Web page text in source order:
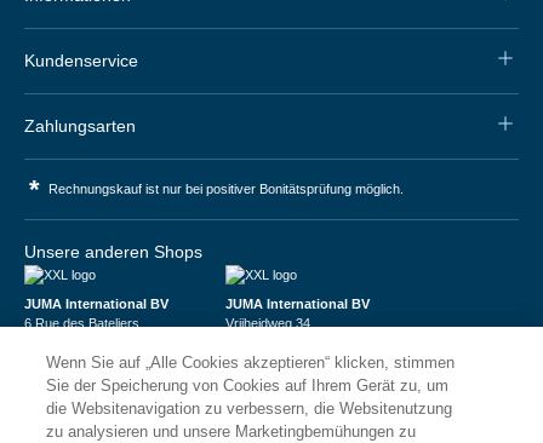
Kundenservice
Zahlungsarten
* Rechnungskauf ist nur bei positiver Bonitätsprüfung möglich.
Unsere anderen Shops
JUMA International BV
6 Rue des Bateliers
Numéro de TVA : FR59815313275
Numéro Siren : 815313275
JUMA International BV
Vrijheidweg 34
BTW: NL853095048B01
K.V.K.: 58573909
Wenn Sie auf „Alle Cookies akzeptieren“ klicken, stimmen
Sie der Speicherung von Cookies auf Ihrem Gerät zu, um
die Websitenavigation zu verbessern, die Websitenutzung
zu analysieren und unsere Marketingbemühungen zu